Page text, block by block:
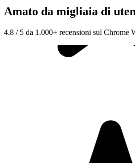
Amato da migliaia di
4.8 / 5 da 1.000+ recensioni sul Chrome